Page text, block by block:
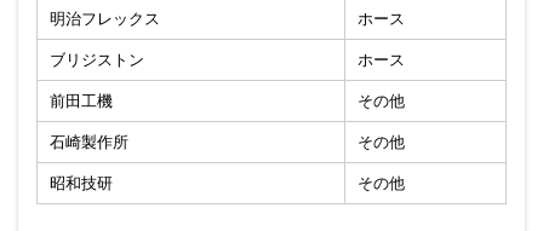
明治フレックス ホース
ブリジストン ホース
前田工機 その他
石崎製作所 その他
昭和技研 その他